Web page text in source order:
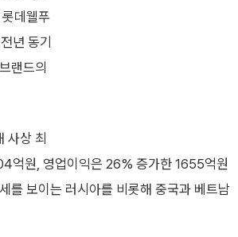
데웰푸
년 동기
랜드의
사상 최
억원, 영업이익은 26% 증가한 1655억원
를 보이는 러시아를 비롯해 중국과 베트남